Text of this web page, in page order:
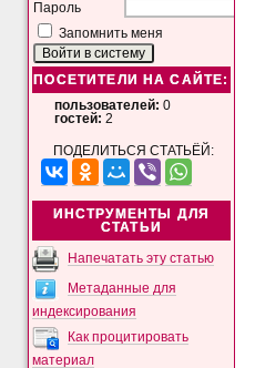
Пароль
Запомнить меня
ПОСЕТИТЕЛИ НА САЙТЕ:
пользователей: 0
гостей: 2
ПОДЕЛИТЬСЯ СТАТЬЁЙ:
ИНСТРУМЕНТЫ ДЛЯ
СТАТЬИ
Напечатать эту статью
Метаданные для
индексирования
Как процитировать
материал